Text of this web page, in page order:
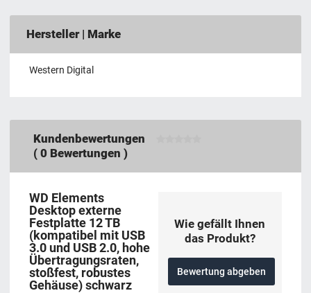
Hersteller | Marke
Western Digital
Kundenbewertungen
( 0 Bewertungen )
WD Elements
Desktop externe
Festplatte 12 TB
(kompatibel mit USB
3.0 und USB 2.0, hohe
Übertragungsraten,
stoßfest, robustes
Gehäuse) schwarz
Wie gefällt Ihnen
das Produkt?
Bewertung abgeben